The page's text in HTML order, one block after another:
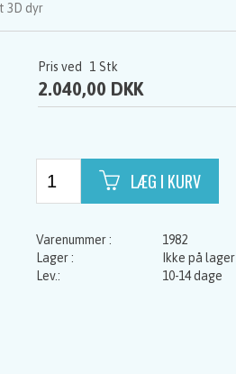
3D dyr
Pris ved 1 Stk
2.040,00 DKK
1982
Ikke på lager
10-14 dage